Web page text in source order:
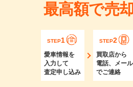
最高額で売
STEP1
愛車情報を
入力して
査定申し込み
STEP2
買取店から
電話、メール
でご連絡